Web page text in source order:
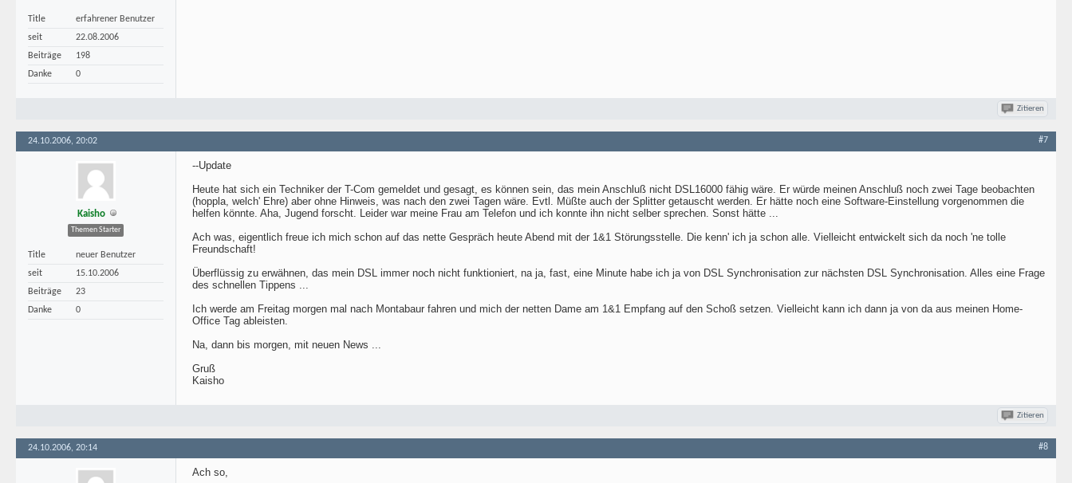
Title
erfahrener Benutzer
seit
22.08.2006
Beiträge
198
Danke
0
Zitieren
24.10.2006, 20:02 #7
Kaisho
Themen Starter
Title
neuer Benutzer
seit
15.10.2006
Beiträge
23
Danke
0
--Update
Heute hat sich ein Techniker der T-Com gemeldet und gesagt, es können sein, das mein Anschluß nicht DSL16000 fähig wäre. Er würde meinen Anschluß noch zwei Tage beobachten
(hoppla, welch' Ehre) aber ohne Hinweis, was nach den zwei Tagen wäre. Evtl. Müßte auch der Splitter getauscht werden. Er hätte noch eine Software-Einstellung vorgenommen die
helfen könnte. Aha, Jugend forscht. Leider war meine Frau am Telefon und ich konnte ihn nicht selber sprechen. Sonst hätte ...
Ach was, eigentlich freue ich mich schon auf das nette Gespräch heute Abend mit der 1&1 Störungsstelle. Die kenn' ich ja schon alle. Vielleicht entwickelt sich da noch 'ne tolle
Freundschaft!
Überflüssig zu erwähnen, das mein DSL immer noch nicht funktioniert, na ja, fast, eine Minute habe ich ja von DSL Synchronisation zur nächsten DSL Synchronisation. Alles eine Frage
des schnellen Tippens ...
Ich werde am Freitag morgen mal nach Montabaur fahren und mich der netten Dame am 1&1 Empfang auf den Schoß setzen. Vielleicht kann ich dann ja von da aus meinen Home-
Office Tag ableisten.
Na, dann bis morgen, mit neuen News ...
Gruß
Kaisho
Zitieren
24.10.2006, 20:14 #8
Ach so,